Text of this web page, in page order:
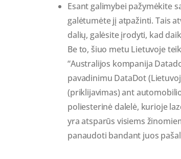
Esant galimybei pažymėkite
galėtumėte jį atpažinti. Tais
dalių, galėsite įrodyti, kad
Be to, šiuo metu Lietuvoje
“Australijos kompanija
pavadinimu DataDot
(priklijavimas) ant
poliesterinė dalelė, kurioje
yra atsparūs visiems
panaudoti bandant juos